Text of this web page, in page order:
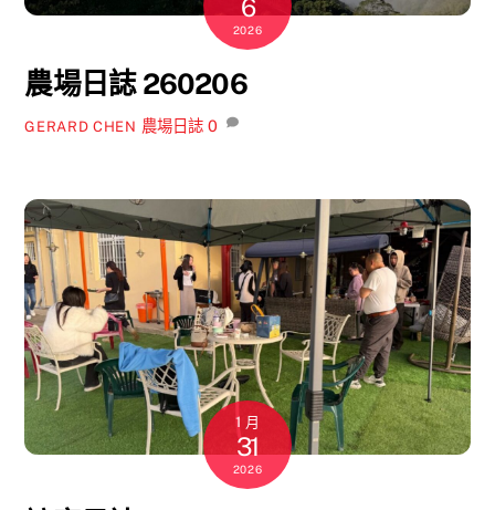
6
2026
農場日誌 260206
GERARD CHEN 農場日誌 0
1 月
31
2026